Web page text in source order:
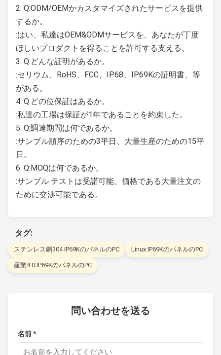
2. Q:ODM/OEMかカスタマイズされたサービスを提供
するか。
:はい、私達はOEM&ODMサービスを、あなたが丁度
ほしいプロダクトを得ることを許可する支える。
3. Q:どんな証明があるか。
:セリウム、RoHS、FCC、IP68、IP69Kの証明書、等
がある。
4. Q:どの位保証はあるか。
:私達の工場は保証が1年であることを約束した。
5. Q:調達期間は何であるか。
:サンプル順序のための3平日、大量生産のための15平
日。
6. Q:MOQは何であるか。
:サンプル テストは受諾可能、価格である大量注文の
ために交渉可能である。
タグ:
ステンレス鋼304 IP69KのパネルのPC Linux IP69KのパネルのPC
産業4.0 IP69KのパネルのPC
問い合わせを送る
名前 *